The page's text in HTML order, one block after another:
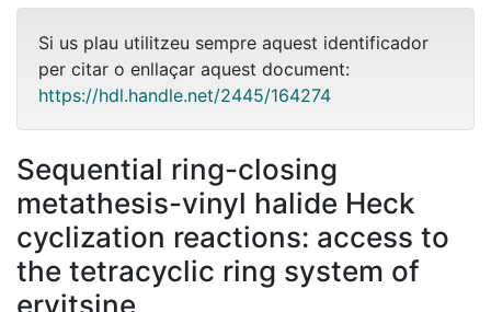
Si us plau utilitzeu sempre aquest identificador
per citar o enllaçar aquest document:
https://hdl.handle.net/2445/164274
Sequential ring-closing
metathesis-vinyl halide Heck
cyclization reactions: access to
the tetracyclic ring system of
ervitsine